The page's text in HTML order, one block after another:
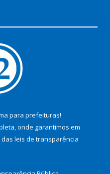
para prefeituras!
onde garantimos em
leis de transparência